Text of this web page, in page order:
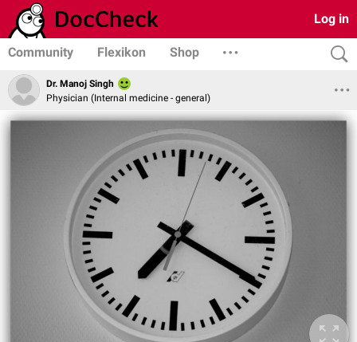
Log in
Community Flexikon Shop
Dr. Manoj Singh
Physician (Internal medicine - general)